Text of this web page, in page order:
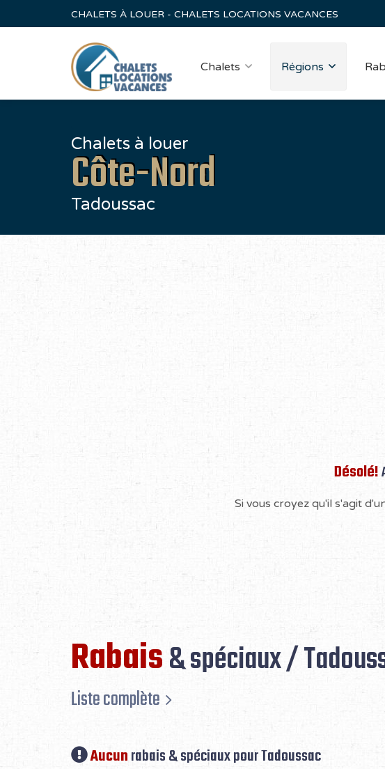
CHALETS À LOUER - CHALETS LOCATIONS VACANCES
Chalets Régions
Chalets à louer
Côte-Nord
Tadoussac
Désolé!
Si vous croyez qu'il s'agit
Rabais& spéciaux /
Liste complète
Aucunrabais & spéciaux pour Tadoussac